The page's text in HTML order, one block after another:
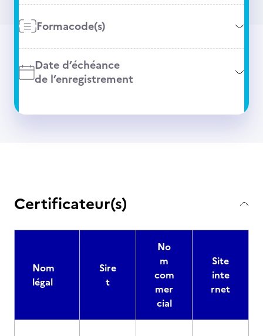
Formacode(s)
Date d’échéance
de l’enregistrement
Certificateur(s)
Nom
légal
Sire
t
No
m
com
mer
cial
Site
inte
rnet